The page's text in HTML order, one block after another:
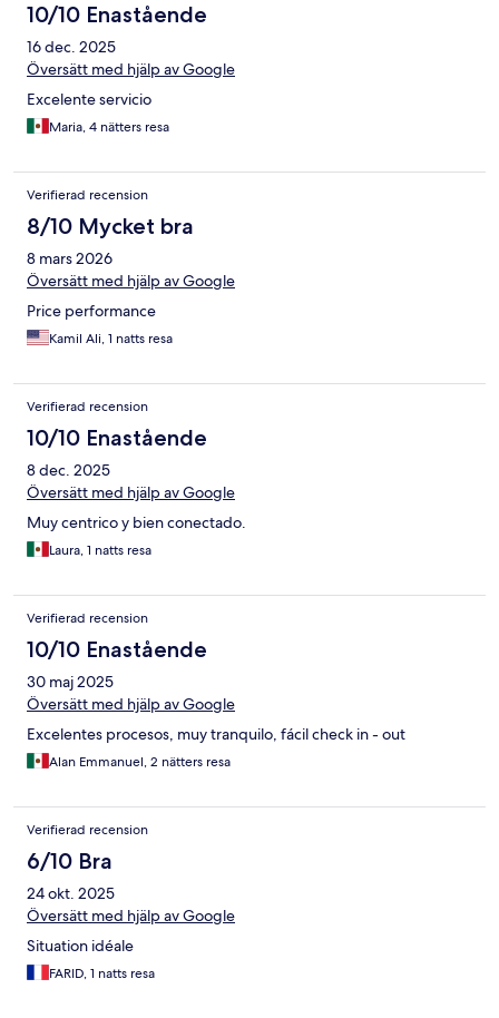
10/10 Enastående
16 dec. 2025
Översätt med hjälp av Google
Excelente servicio
Maria, 4 nätters resa
Verifierad recension
8/10 Mycket bra
8 mars 2026
Översätt med hjälp av Google
Price performance
Kamil Ali, 1 natts resa
Verifierad recension
10/10 Enastående
8 dec. 2025
Översätt med hjälp av Google
Muy centrico y bien conectado.
Laura, 1 natts resa
Verifierad recension
10/10 Enastående
30 maj 2025
Översätt med hjälp av Google
Excelentes procesos, muy tranquilo, fácil check in - out
Alan Emmanuel, 2 nätters resa
Verifierad recension
6/10 Bra
24 okt. 2025
Översätt med hjälp av Google
Situation idéale
FARID, 1 natts resa